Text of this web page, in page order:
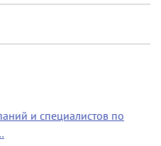
и специалистов по